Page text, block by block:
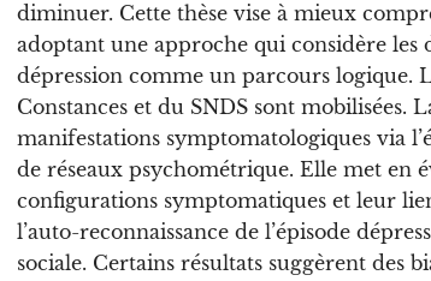
diminuer. Cette thèse vise à mieux
adoptant une approche qui considère les
dépression comme un parcours logique.
Constances et du SNDS sont mobilisées.
manifestations symptomatologiques via
de réseaux psychométrique. Elle met en
configurations symptomatiques et leur
l’auto-reconnaissance de l’épisode
sociale. Certains résultats suggèrent des